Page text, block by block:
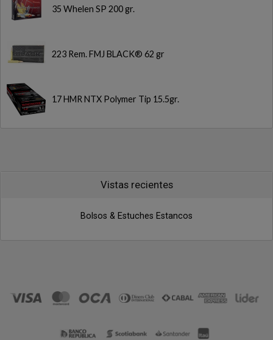
35 Whelen SP 200 gr.
223 Rem. FMJ BLACK® 62 gr
17 HMR NTX Polymer Tip 15.5gr.
Vistas recientes
Bolsos & Estuches Estancos